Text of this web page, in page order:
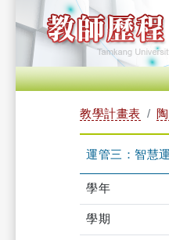
教學計畫表
運管三：智慧
學年
學期